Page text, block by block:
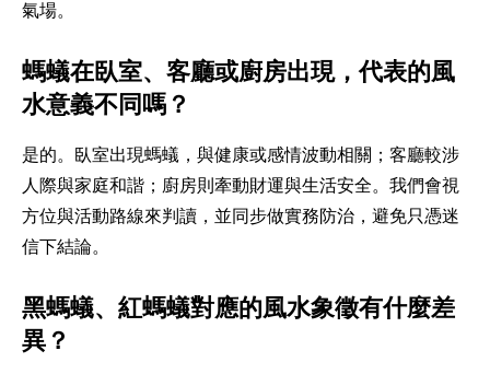
氣場。
螞蟻在臥室、客廳或廚房出現，代表的風
水意義不同嗎？
是的。臥室出現螞蟻，與健康或感情波動相關；客廳較涉
人際與家庭和諧；廚房則牽動財運與生活安全。我們會視
方位與活動路線來判讀，並同步做實務防治，避免只憑迷
信下結論。
黑螞蟻、紅螞蟻對應的風水象徵有什麼差
異？